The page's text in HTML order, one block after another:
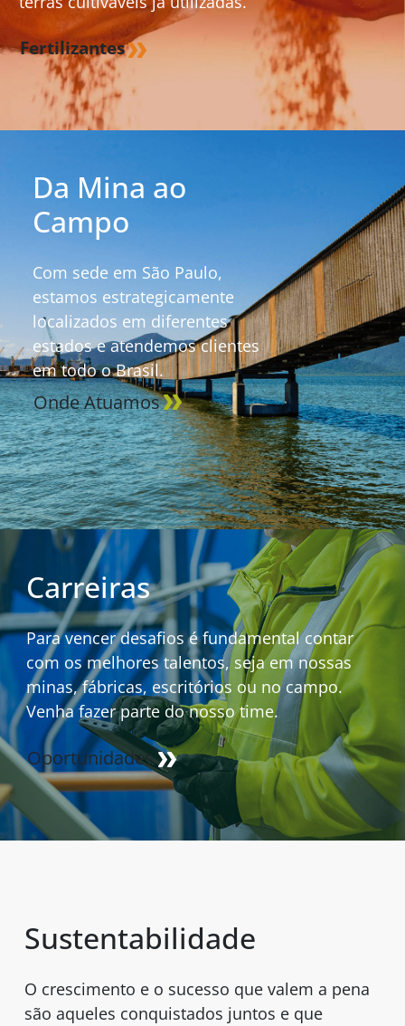
Fertilizantes
Da Mina ao
Campo
Com sede em São Paulo,
estamos estrategicamente
localizados em diferentes
estados e atendemos clientes
em todo o Brasil.
Onde Atuamos
Carreiras
Para vencer desafios é fundamental contar
com os melhores talentos, seja em nossas
minas, fábricas, escritórios ou no campo.
Venha fazer parte do nosso time.
Oportunidades
Sustentabilidade
O crescimento e o sucesso que valem a pena
são aqueles conquistados juntos e que